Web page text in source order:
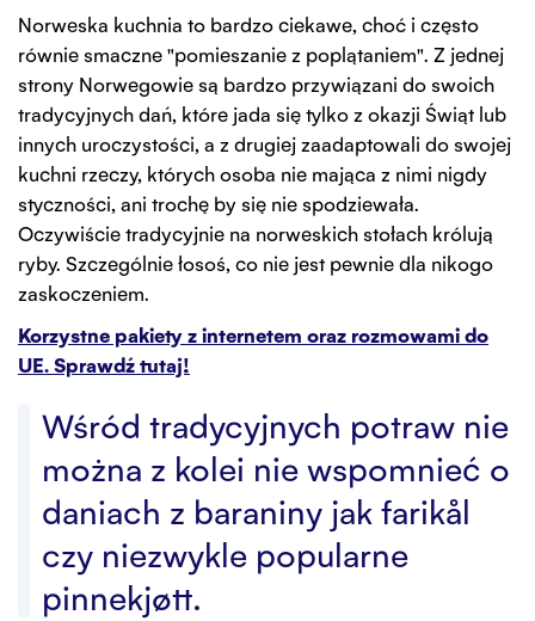
Norweska kuchnia to bardzo ciekawe, choć i często
równie smaczne "pomieszanie z poplątaniem". Z jednej
strony Norwegowie są bardzo przywiązani do swoich
tradycyjnych dań, które jada się tylko z okazji Świąt lub
innych uroczystości, a z drugiej zaadaptowali do swojej
kuchni rzeczy, których osoba nie mająca z nimi nigdy
styczności, ani trochę by się nie spodziewała.
Oczywiście tradycyjnie na norweskich stołach królują
ryby. Szczególnie łosoś, co nie jest pewnie dla nikogo
zaskoczeniem.
Korzystne pakiety z internetem oraz rozmowami do
UE. Sprawdź tutaj!
Wśród tradycyjnych potraw nie
można z kolei nie wspomnieć o
daniach z baraniny jak farikål
czy niezwykle popularne
pinnekjøtt.